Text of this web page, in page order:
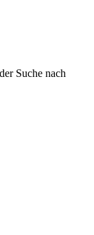
Suche nach